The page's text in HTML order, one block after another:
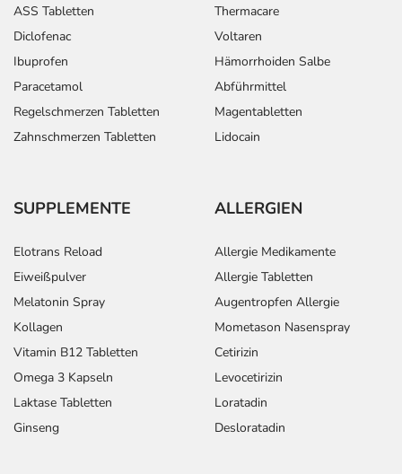
ASS Tabletten
Diclofenac
Ibuprofen
Paracetamol
Regelschmerzen Tabletten
Zahnschmerzen Tabletten
Thermacare
Voltaren
Hämorrhoiden Salbe
Abführmittel
Magentabletten
Lidocain
SUPPLEMENTE
Elotrans Reload
Eiweißpulver
Melatonin Spray
Kollagen
Vitamin B12 Tabletten
Omega 3 Kapseln
Laktase Tabletten
Ginseng
ALLERGIEN
Allergie Medikamente
Allergie Tabletten
Augentropfen Allergie
Mometason Nasenspray
Cetirizin
Levocetirizin
Loratadin
Desloratadin